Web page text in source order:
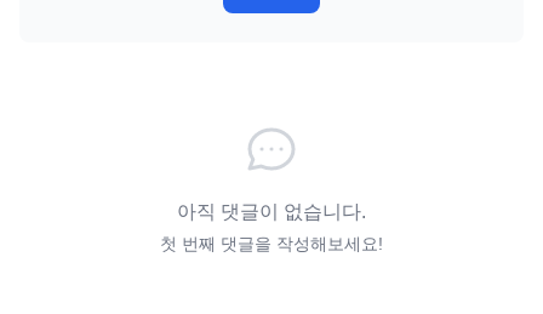
아직 댓글이 없습니다.
첫 번째 댓글을 작성해보세요!